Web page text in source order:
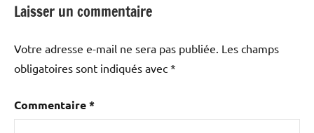
Laisser un commentaire
Votre adresse e-mail ne sera pas publiée. Les champs
obligatoires sont indiqués avec *
Commentaire*